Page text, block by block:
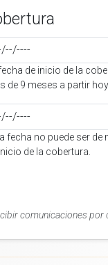
fecha de inicio de la
de 9 meses a partir hoy
fecha no puede ser de
de la cobertura.
comunicaciones por